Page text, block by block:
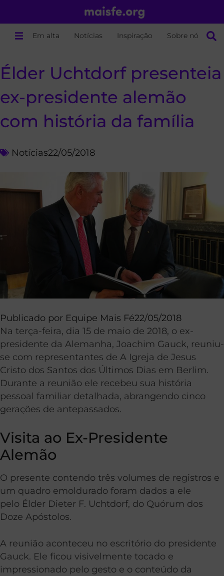
Em alta Notícias Inspiração Sobre nós
Élder Uchtdorf presenteia
ex-presidente alemão
com história da família
Notícias22/05/2018
Publicado por Equipe Mais Fé22/05/2018
Na terça-feira, dia 15 de maio de 2018, o ex-
presidente da Alemanha, Joachim Gauck, reuniu-
se com representantes de A Igreja de Jesus
Cristo dos Santos dos Últimos Dias em Berlim.
Durante a reunião ele recebeu sua história
pessoal familiar detalhada, abrangendo cinco
gerações de antepassados.
Visita ao Ex-Presidente
Alemão
O presente contendo três volumes de registros e
um quadro emoldurado foram dados a ele
pelo Élder Dieter F. Uchtdorf, do Quórum dos
Doze Apóstolos.
A reunião aconteceu no escritório do presidente
Gauck. Ele ficou visivelmente tocado e
impressionado pelo gesto e o conteúdo da